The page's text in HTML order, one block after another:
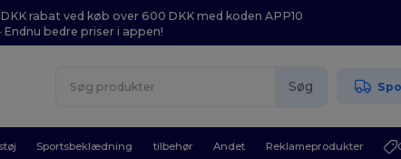
rabat ved køb over 600 DKK med koden APP10
Endnu bedre priser i appen!
Søg
Sportsbeklædning tilbehør Andet Reklameprodukter